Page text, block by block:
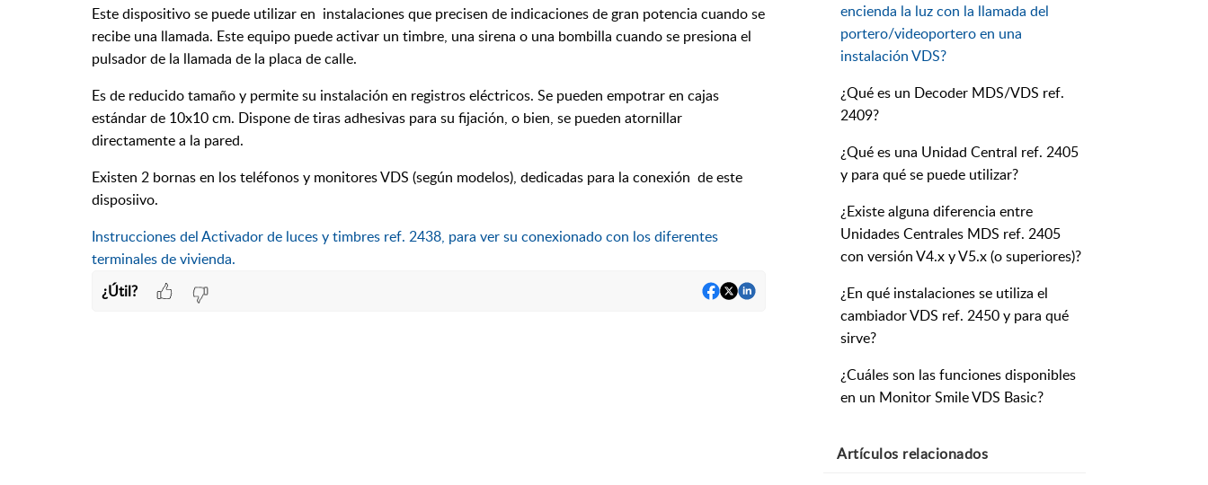
Este dispositivo se puede utilizar en instalaciones que precisen de indicaciones de gran potencia cuando se
recibe una llamada. Este equipo puede activar un timbre, una sirena o una bombilla cuando se presiona el
pulsador de la llamada de la placa de calle.
Es de reducido tamaño y permite su instalación en registros eléctricos. Se pueden empotrar en cajas
estándar de 10x10 cm. Dispone de tiras adhesivas para su fijación, o bien, se pueden atornillar
directamente a la pared.
Existen 2 bornas en los teléfonos y monitores VDS (según modelos), dedicadas para la conexión de este
disposiivo.
Instrucciones del Activador de luces y timbres ref. 2438, para ver su conexionado con los diferentes
terminales de vivienda.
¿Útil?
encienda la luz con la llamada del
portero/videoportero en una
instalación VDS?
¿Qué es un Decoder MDS/VDS ref.
2409?
¿Qué es una Unidad Central ref. 2405
y para qué se puede utilizar?
¿Existe alguna diferencia entre
Unidades Centrales MDS ref. 2405
con versión V4.x y V5.x (o superiores)?
¿En qué instalaciones se utiliza el
cambiador VDS ref. 2450 y para qué
sirve?
¿Cuáles son las funciones disponibles
en un Monitor Smile VDS Basic?
Artículos relacionados